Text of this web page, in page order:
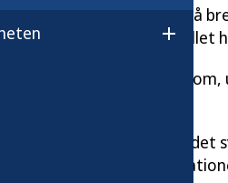
Öppna
mer. Syftet är att visa på
där flera delar av samhället
sig till dig som beslutar
svensk översättning av det
EU-kommissionens 27